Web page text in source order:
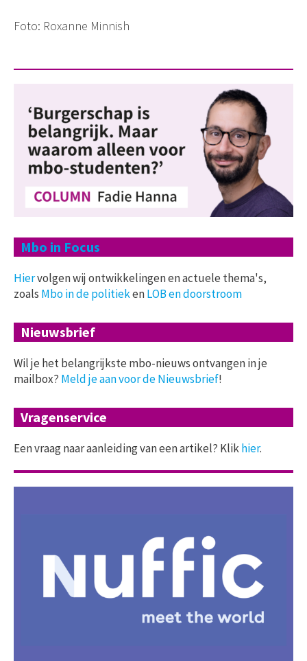
Foto: Roxanne Minnish
Mbo in Focus
Hiervolgen wij ontwikkelingen en actuele thema's,
zoals Mbo in de politiekenLOB en doorstroom
Nieuwsbrief
Wil je het belangrijkste mbo-nieuws ontvangen in je
mailbox? Meld je aan voor de Nieuwsbrief!
Vragenservice
Een vraag naar aanleiding van een artikel? Klikhier.